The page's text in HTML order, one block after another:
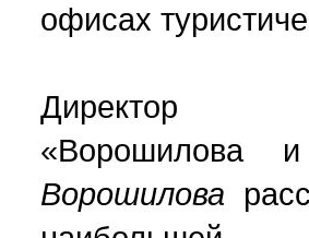
офисах
Директор
«Ворошилова
Ворошилова